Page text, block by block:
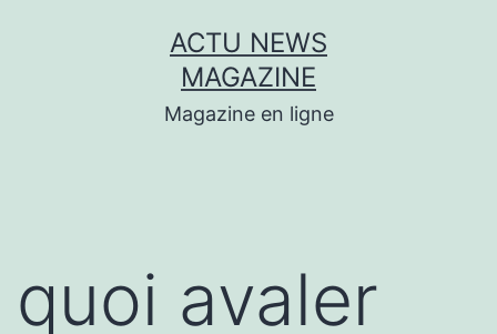
ACTU NEWS
MAGAZINE
Magazine en ligne
quoi avaler